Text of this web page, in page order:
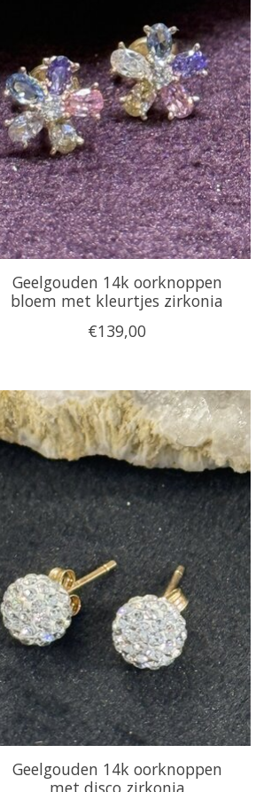
Geelgouden 14k oorknoppen
bloem met kleurtjes zirkonia
€139,00
Geelgouden 14k oorknoppen